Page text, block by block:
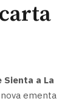
Sienta a La
ementa